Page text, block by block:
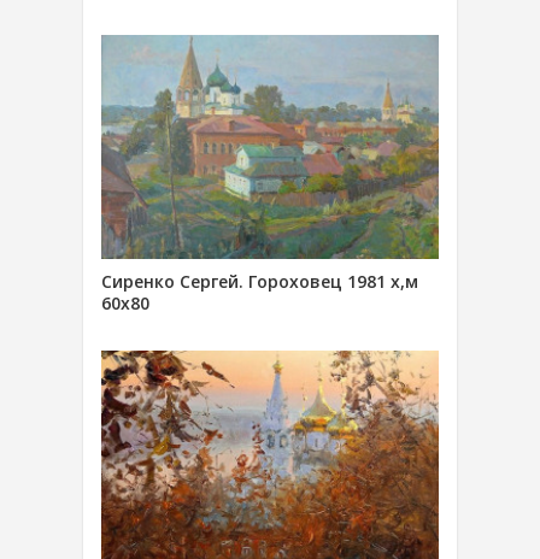
Сиренко Сергей. Гороховец 1981 х,м
60х80